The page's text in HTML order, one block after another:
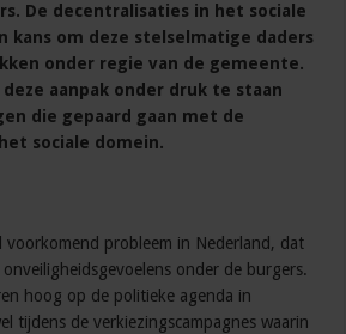
De decentralisaties in het sociale
kans om deze stelselmatige daders
onder regie van de gemeente.
aanpak onder druk te staan
die gepaard gaan met de
sociale domein.
voorkomend probleem in Nederland, dat
onder de burgers.
hoog op de politieke agenda in
tijdens de verkiezingscampagnes waarin